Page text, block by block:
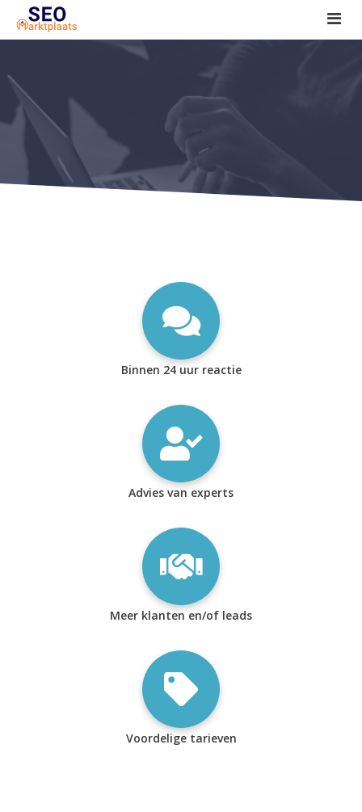
SEO tools reviews
Marketeer bij jou in de buurt?
Offerte
1. Seo voor beginners +
2. Onderzoeken +
Binnen 24 uur reactie
Advies van experts
Meer klanten en/of leads
Voordelige tarieven